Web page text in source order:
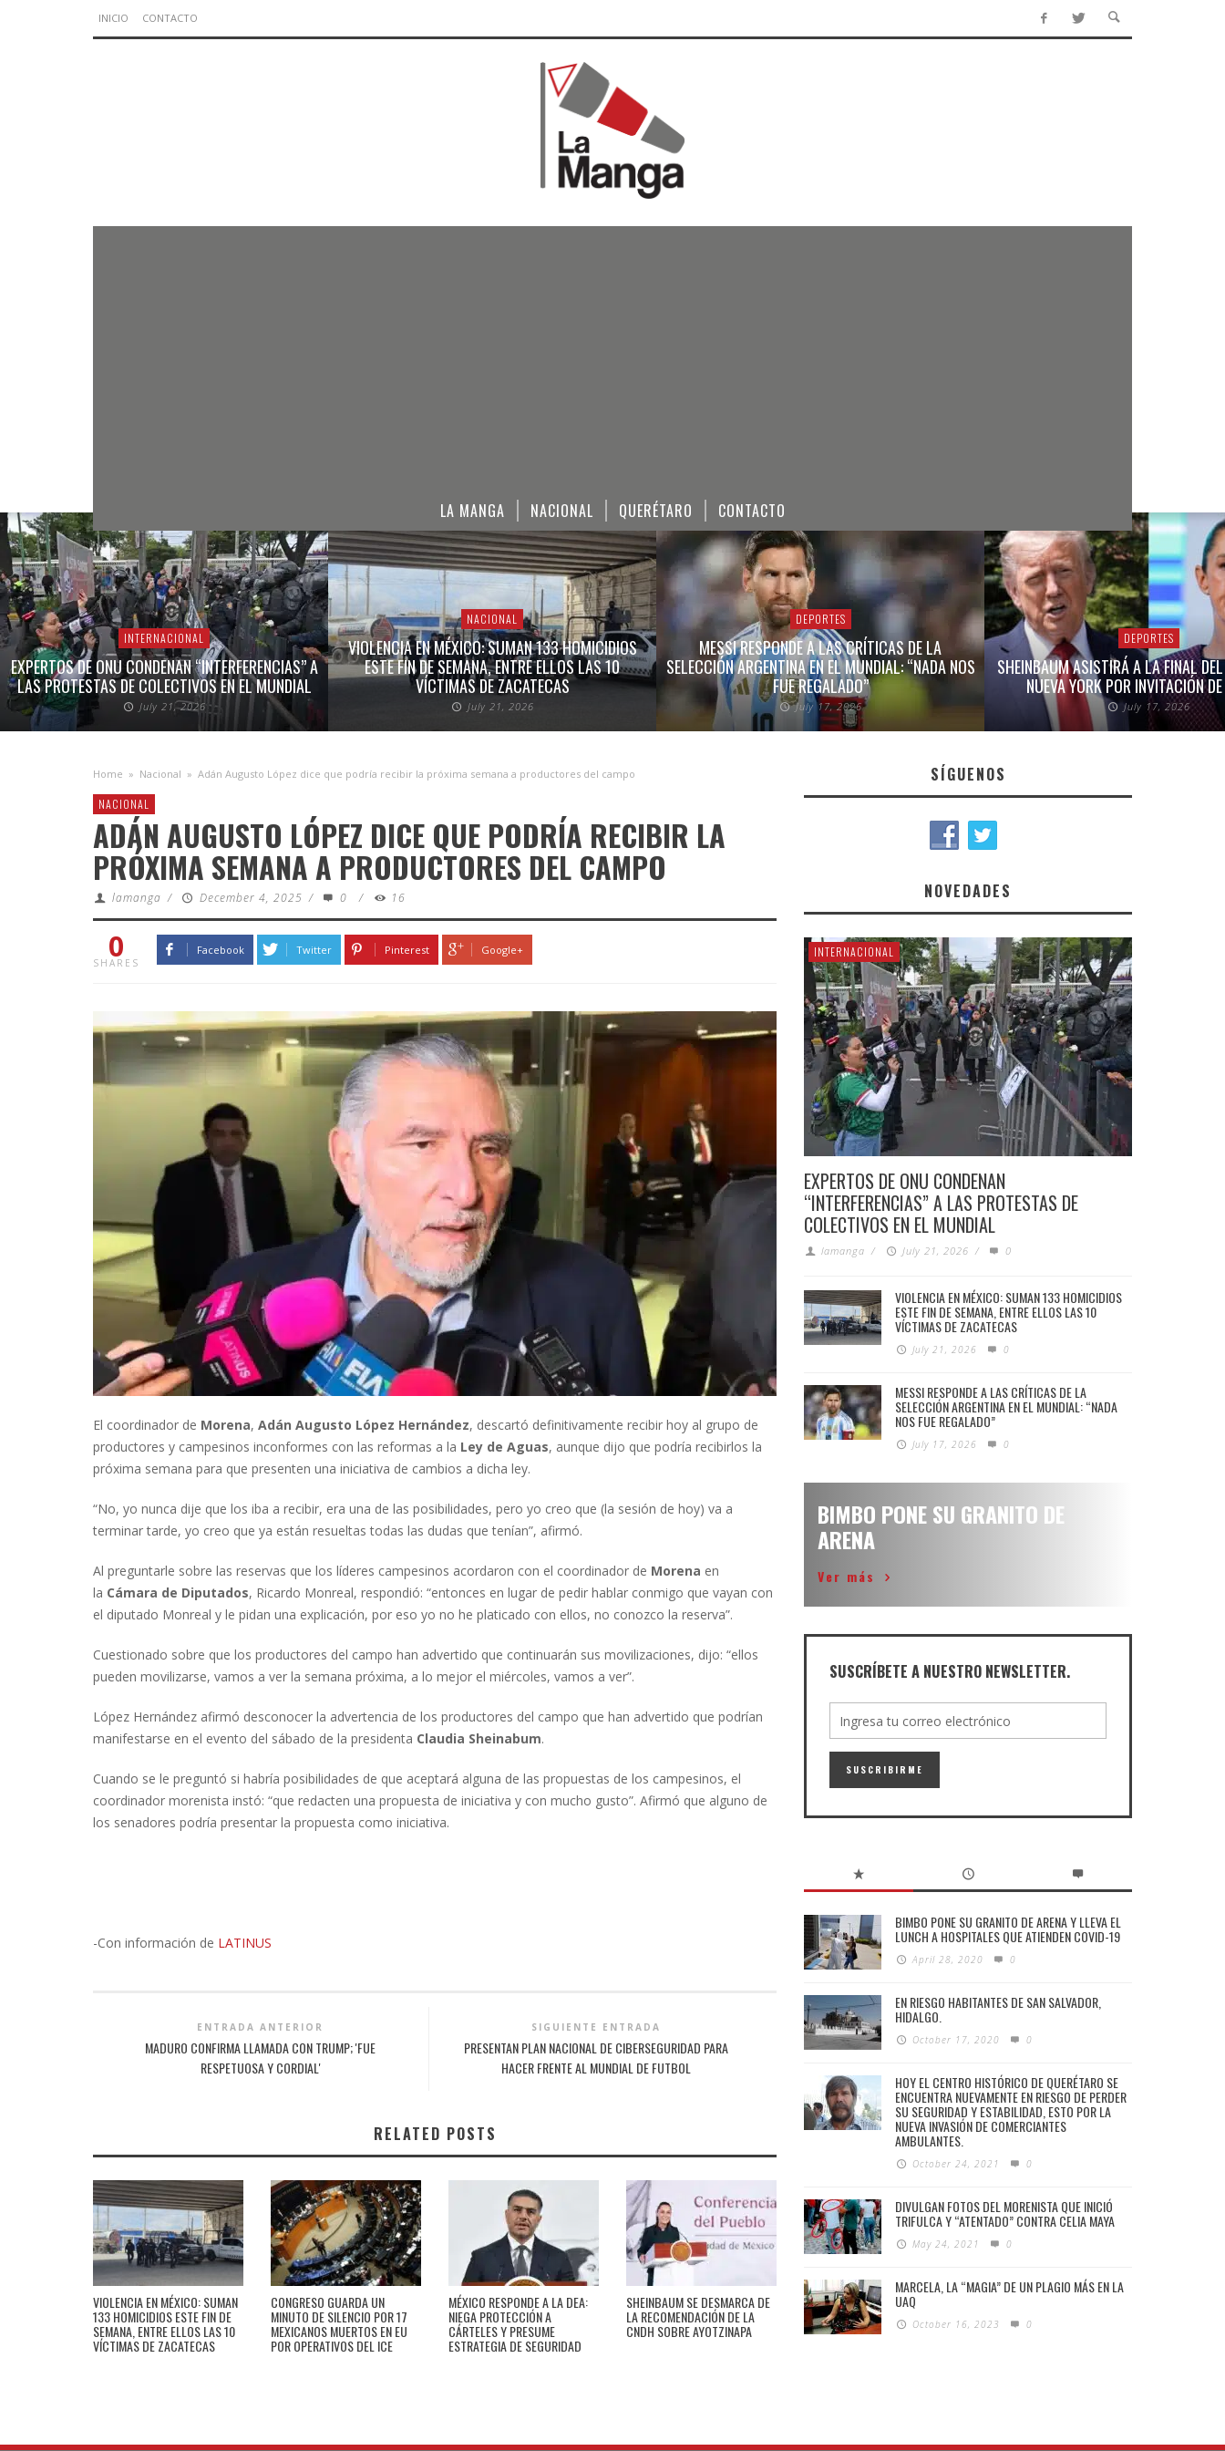
INICIO CONTACTO
LA MANGA NACIONAL QUERÉTARO CONTACTO
INTERNACIONAL
EXPERTOS DE ONU CONDENAN “INTERFERENCIAS” A
LAS PROTESTAS DE COLECTIVOS EN EL MUNDIAL
July 21, 2026
NACIONAL
VIOLENCIA EN MÉXICO: SUMAN 133 HOMICIDIOS
ESTE FIN DE SEMANA, ENTRE ELLOS LAS 10
VÍCTIMAS DE ZACATECAS
July 21, 2026
DEPORTES
MESSI RESPONDE A LAS CRÍTICAS DE LA
SELECCIÓN ARGENTINA EN EL MUNDIAL: “NADA NOS
FUE REGALADO”
July 17, 2026
DEPORTES
SHEINBAUM ASISTIRÁ A LA FINAL
NUEVA YORK POR INVITACIÓN
July 17, 2026
Home » Nacional » Adán Augusto López dice que podría recibir la próxima semana a productores del campo
NACIONAL
ADÁN AUGUSTO LÓPEZ DICE QUE PODRÍA RECIBIR LA
PRÓXIMA SEMANA A PRODUCTORES DEL CAMPO
lamanga / December 4, 2025 / 0 / 16
0
SHARES
Facebook Twitter Pinterest Google+
El coordinador de Morena, Adán Augusto López Hernández, descartó definitivamente recibir hoy al grupo de
productores y campesinos inconformes con las reformas a la Ley de Aguas, aunque dijo que podría recibirlos la
próxima semana para que presenten una iniciativa de cambios a dicha ley.
“No, yo nunca dije que los iba a recibir, era una de las posibilidades, pero yo creo que (la sesión de hoy) va a
terminar tarde, yo creo que ya están resueltas todas las dudas que tenían”, afirmó.
Al preguntarle sobre las reservas que los líderes campesinos acordaron con el coordinador de Morena en
la Cámara de Diputados, Ricardo Monreal, respondió: “entonces en lugar de pedir hablar conmigo que vayan con
el diputado Monreal y le pidan una explicación, por eso yo no he platicado con ellos, no conozco la reserva”.
Cuestionado sobre que los productores del campo han advertido que continuarán sus movilizaciones, dijo: “ellos
pueden movilizarse, vamos a ver la semana próxima, a lo mejor el miércoles, vamos a ver”.
López Hernández afirmó desconocer la advertencia de los productores del campo que han advertido que podrían
manifestarse en el evento del sábado de la presidenta Claudia Sheinabum.
Cuando se le preguntó si habría posibilidades de que aceptará alguna de las propuestas de los campesinos, el
coordinador morenista instó: “que redacten una propuesta de iniciativa y con mucho gusto”. Afirmó que alguno de
los senadores podría presentar la propuesta como iniciativa.
-Con información de LATINUS
ENTRADA ANTERIOR
MADURO CONFIRMA LLAMADA CON TRUMP; 'FUE
RESPETUOSA Y CORDIAL'
SIGUIENTE ENTRADA
PRESENTAN PLAN NACIONAL DE CIBERSEGURIDAD PARA
HACER FRENTE AL MUNDIAL DE FUTBOL
RELATED POSTS
VIOLENCIA EN MÉXICO: SUMAN
133 HOMICIDIOS ESTE FIN DE
SEMANA, ENTRE ELLOS LAS 10
VÍCTIMAS DE ZACATECAS
CONGRESO GUARDA UN
MINUTO DE SILENCIO POR 17
MEXICANOS MUERTOS EN EU
POR OPERATIVOS DEL ICE
MÉXICO RESPONDE A LA DEA:
NIEGA PROTECCIÓN A
CÁRTELES Y PRESUME
ESTRATEGIA DE SEGURIDAD
SHEINBAUM SE DESMARCA DE
LA RECOMENDACIÓN DE LA
CNDH SOBRE AYOTZINAPA
SÍGUENOS
NOVEDADES
INTERNACIONAL
EXPERTOS DE ONU CONDENAN
“INTERFERENCIAS” A LAS PROTESTAS DE
COLECTIVOS EN EL MUNDIAL
lamanga / July 21, 2026 / 0
VIOLENCIA EN MÉXICO: SUMAN 133 HOMICIDIOS
ESTE FIN DE SEMANA, ENTRE ELLOS LAS 10
VÍCTIMAS DE ZACATECAS
July 21, 2026 0
MESSI RESPONDE A LAS CRÍTICAS DE LA
SELECCIÓN ARGENTINA EN EL MUNDIAL: “NADA
NOS FUE REGALADO”
July 17, 2026 0
BIMBO PONE SU GRANITO DE
ARENA
Ver más
SUSCRÍBETE A NUESTRO NEWSLETTER.
BIMBO PONE SU GRANITO DE ARENA Y LLEVA EL
LUNCH A HOSPITALES QUE ATIENDEN COVID-19
April 28, 2020 0
EN RIESGO HABITANTES DE SAN SALVADOR,
HIDALGO.
October 17, 2020 0
HOY EL CENTRO HISTÓRICO DE QUERÉTARO SE
ENCUENTRA NUEVAMENTE EN RIESGO DE PERDER
SU SEGURIDAD Y ESTABILIDAD, ESTO POR LA
NUEVA INVASIÓN DE COMERCIANTES
AMBULANTES.
October 24, 2021 0
DIVULGAN FOTOS DEL MORENISTA QUE INICIÓ
TRIFULCA Y “ATENTADO” CONTRA CELIA MAYA
May 24, 2021 0
MARCELA, LA “MAGIA” DE UN PLAGIO MÁS EN LA
UAQ
October 16, 2023 0